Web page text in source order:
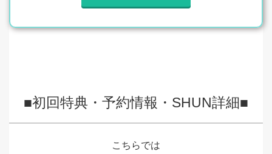
■初回特典・予約情報・SHUN詳細■
こちらでは